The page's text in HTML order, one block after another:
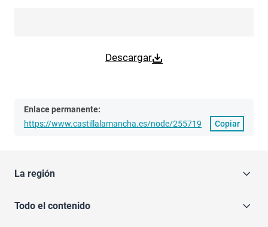
Descargar
Enlace permanente:
https://www.castillalamancha.es/node/255719
Copiar
La región
Todo el contenido